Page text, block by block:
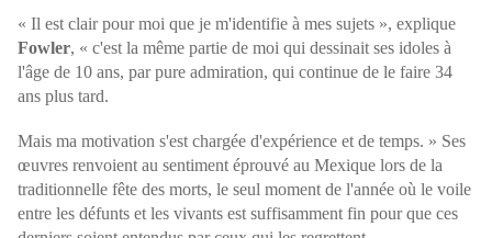
« Il est clair pour moi que je m'identifie à mes sujets », explique
Fowler, « c'est la même partie de moi qui dessinait ses idoles à
l'âge de 10 ans, par pure admiration, qui continue de le faire 34
ans plus tard.
Mais ma motivation s'est chargée d'expérience et de temps. » Ses
œuvres renvoient au sentiment éprouvé au Mexique lors de la
traditionnelle fête des morts, le seul moment de l'année où le voile
entre les défunts et les vivants est suffisamment fin pour que ces